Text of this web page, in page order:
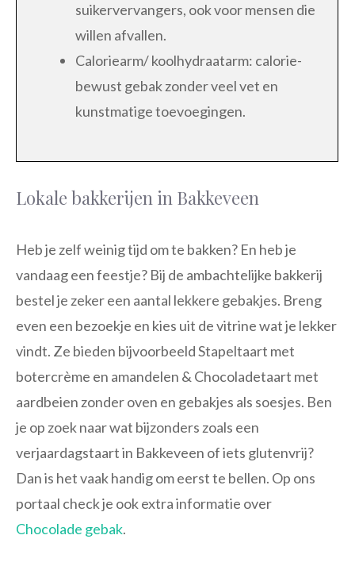
suikervervangers, ook voor mensen die
willen afvallen.
Caloriearm/ koolhydraatarm: calorie-
bewust gebak zonder veel vet en
kunstmatige toevoegingen.
Lokale bakkerijen in Bakkeveen
Heb je zelf weinig tijd om te bakken? En heb je
vandaag een feestje? Bij de ambachtelijke bakkerij
bestel je zeker een aantal lekkere gebakjes. Breng
even een bezoekje en kies uit de vitrine wat je lekker
vindt. Ze bieden bijvoorbeeld Stapeltaart met
botercrème en amandelen & Chocoladetaart met
aardbeien zonder oven en gebakjes als soesjes. Ben
je op zoek naar wat bijzonders zoals een
verjaardagstaart in Bakkeveen of iets glutenvrij?
Dan is het vaak handig om eerst te bellen. Op ons
portaal check je ook extra informatie over
Chocolade gebak.